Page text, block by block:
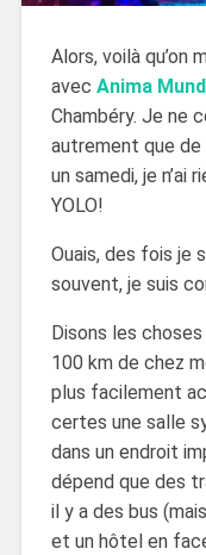
Alors, voilà qu’on
avec Anima
Chambéry. Je ne
autrement que de
un samedi, je n’ai
YOLO!
Ouais, des fois je
souvent, je suis
Disons les
100 km de chez
plus facilement
certes une salle
dans un endroit
dépend que des
il y a des bus
et un hôtel en